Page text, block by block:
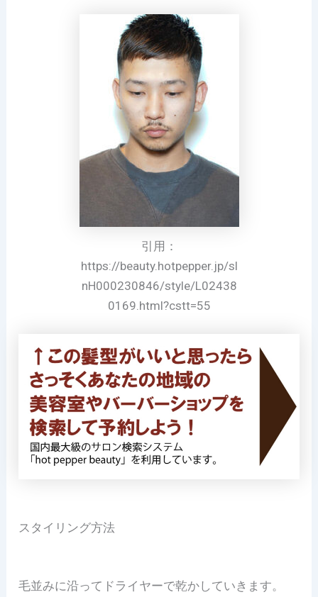
引用：
https://beauty.hotpepper.jp/sl
nH000230846/style/L02438
0169.html?cstt=55
スタイリング方法
毛並みに沿ってドライヤーで乾かしていきます。